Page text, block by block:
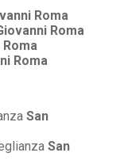
Roma
Roma
Roma
San
San